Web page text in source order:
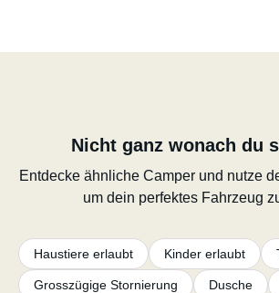
Nicht ganz wonach du
Entdecke ähnliche Camper und nutze
um dein perfektes Fahrzeug
Haustiere erlaubt Kinder erlaubt
Grosszügige Stornierung Dusche